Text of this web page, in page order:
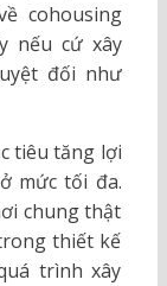
cohousing
nếu cứ xây
đối như
tiêu tăng lợi
mức tối đa.
chung thật
thiết kế
trình xây